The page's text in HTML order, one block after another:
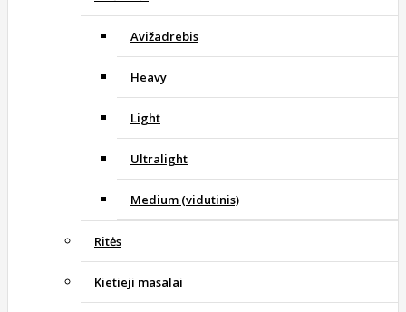
Avižadrebis
Heavy
Light
Ultralight
Medium (vidutinis)
Ritės
Kietieji masalai